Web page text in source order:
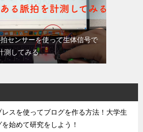
センサーを使って生体信号で
測してみる
レスを使ってブログを作る方法！大学生
始めて研究をしよう！